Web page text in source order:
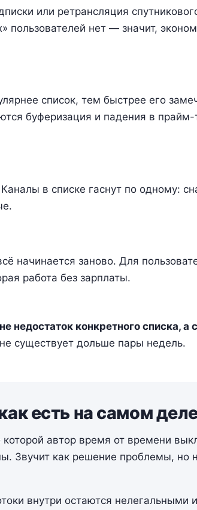
или ретрансляция
пользователей нет — значит,
список, тем быстрее его
буферизация и падения в прайм-
в списке гаснут по одному:
начинается заново. Для
работа без зарплаты.
недостаток конкретного списка, а
существует дольше пары недель.
есть на самом
автор время от времени
Звучит как решение проблемы, но
внутри остаются нелегальными